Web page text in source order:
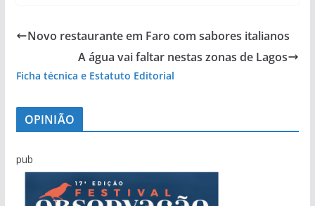
Novo restaurante em Faro com sabores italianos
A água vai faltar nestas zonas de Lagos
Ficha técnica e Estatuto Editorial
OPINIÃO
pub